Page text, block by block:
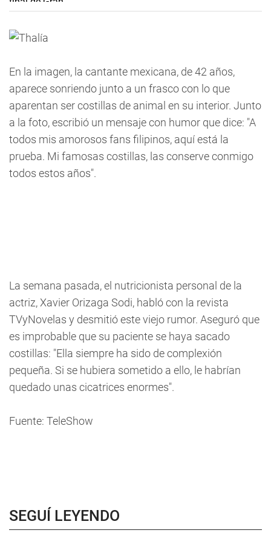
En la imagen, la cantante mexicana, de 42 años,
aparece sonriendo junto a un frasco con lo que
aparentan ser costillas de animal en su interior. Junto
a la foto, escribió un mensaje con humor que dice: "A
todos mis amorosos fans filipinos, aquí está la
prueba. Mi famosas costillas, las conserve conmigo
todos estos años".
La semana pasada, el nutricionista personal de la
actriz, Xavier Orizaga Sodi, habló con la revista
TVyNovelas y desmitió este viejo rumor. Aseguró que
es improbable que su paciente se haya sacado
costillas: "Ella siempre ha sido de complexión
pequeña. Si se hubiera sometido a ello, le habrían
quedado unas cicatrices enormes".
Fuente: TeleShow
SEGUÍ LEYENDO